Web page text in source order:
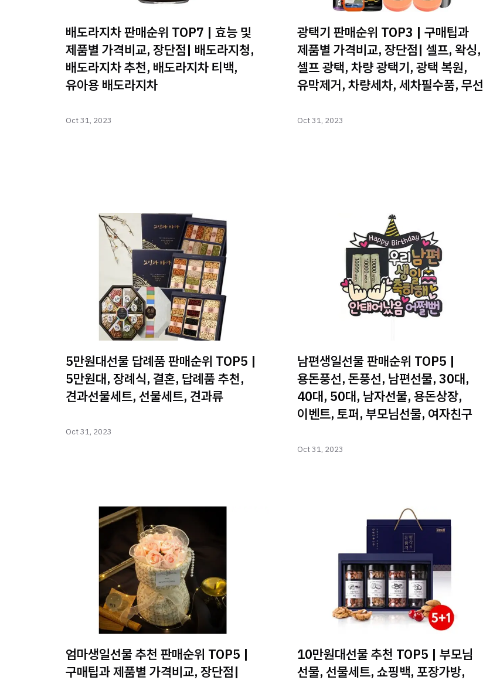
배도라지차 판매순위 TOP7 | 효능 및
제품별 가격비교, 장단점| 배도라지청,
배도라지차 추천, 배도라지차 티백,
유아용 배도라지차
Oct 31, 2023
광택기 판매순위 TOP3 | 구매팁과
제품별 가격비교, 장단점| 셀프, 왁싱,
셀프 광택, 차량 광택기, 광택 복원,
유막제거, 차량세차, 세차필수품, 무선
Oct 31, 2023
5만원대선물 답례품 판매순위 TOP5 |
5만원대, 장례식, 결혼, 답례품 추천,
견과선물세트, 선물세트, 견과류
Oct 31, 2023
남편생일선물 판매순위 TOP5 |
용돈풍선, 돈풍선, 남편선물, 30대,
40대, 50대, 남자선물, 용돈상장,
이벤트, 토퍼, 부모님선물, 여자친구
Oct 31, 2023
엄마생일선물 추천 판매순위 TOP5 |
구매팁과 제품별 가격비교, 장단점|
10만원대선물 추천 TOP5 | 부모님
선물, 선물세트, 쇼핑백, 포장가방,